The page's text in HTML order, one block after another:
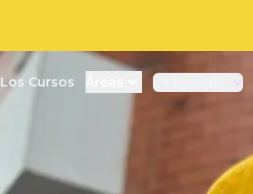
Los Cursos La Escuela